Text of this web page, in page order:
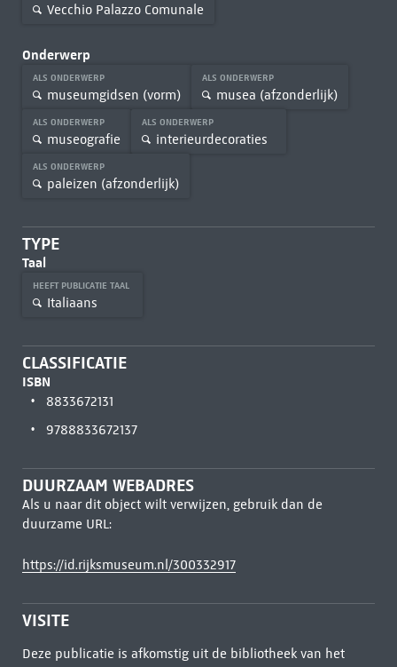
Vecchio Palazzo Comunale
Onderwerp
ALS ONDERWERP
museumgidsen (vorm)
ALS ONDERWERP
musea (afzonderlijk)
ALS ONDERWERP
museografie
ALS ONDERWERP
interieurdecoraties
ALS ONDERWERP
paleizen (afzonderlijk)
TYPE
Taal
HEEFT PUBLICATIE TAAL
Italiaans
CLASSIFICATIE
ISBN
8833672131
9788833672137
DUURZAAM WEBADRES
Als u naar dit object wilt verwijzen, gebruik dan de
duurzame URL:
https://id.rijksmuseum.nl/300332917
VISITE
Deze publicatie is afkomstig uit de bibliotheek van het